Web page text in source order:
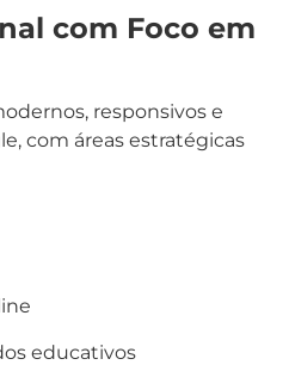
com Foco em
responsivos e
com áreas estratégicas
educativos